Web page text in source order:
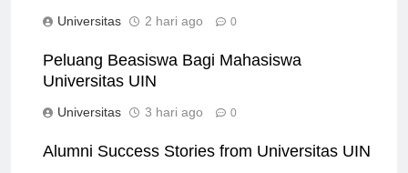
Universitas 2 hari ago 0
Peluang Beasiswa Bagi Mahasiswa
Universitas UIN
Universitas 3 hari ago 0
Alumni Success Stories from Universitas UIN